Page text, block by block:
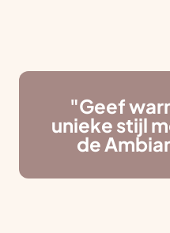
"Geef
unieke stijl
de